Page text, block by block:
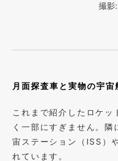
撮影
月面探査車と実物の宇
これまで紹介したロケッ
く一部にすぎません。
宙ステーション（ISS）
れています。